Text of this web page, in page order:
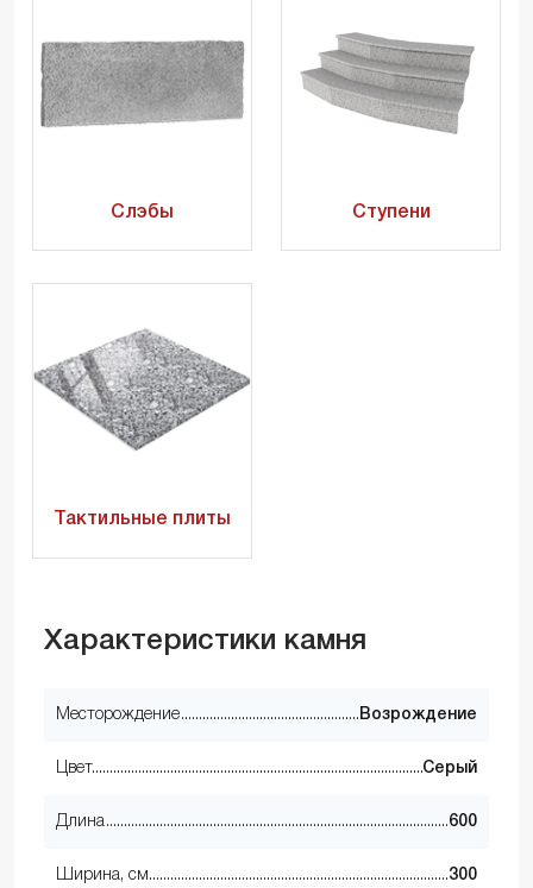
Слэбы Ступени
Тактильные плиты
Характеристики камня
Месторождение Возрождение
Цвет Серый
Длина 600
Ширина, см 300